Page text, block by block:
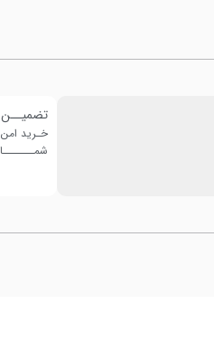
تضمیــن
خـرید امن
شمـــــــا